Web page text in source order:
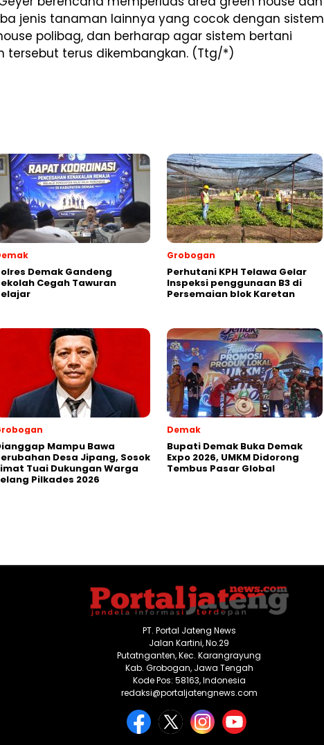
jenis tanaman lainnya yang cocok dengan sistem
polibag, dan berharap agar sistem bertani
tersebut terus dikembangkan. (Ttg/*)
Demak Gandeng
Cegah Tawuran
Grobogan
Perhutani KPH Telawa Gelar
Inspeksi penggunaan B3 di
Persemaian blok Karetan
Mampu Bawa
Desa Jipang, Sosok
Tuai Dukungan Warga
Pilkades 2026
Demak
Bupati Demak Buka Demak
Expo 2026, UMKM Didorong
Tembus Pasar Global
PT. Portal Jateng News
Jalan Kartini, No.29
Putatnganten, Kec. Karangrayung
Kab. Grobogan, Jawa Tengah
Kode Pos: 58163, Indonesia
redaksi@portaljatengnews.com